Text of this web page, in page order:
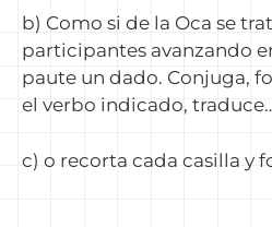
b) Como si de la Oca se
participantes avanzando
paute un dado. Conjuga,
el verbo indicado,
c) o recorta cada casilla y